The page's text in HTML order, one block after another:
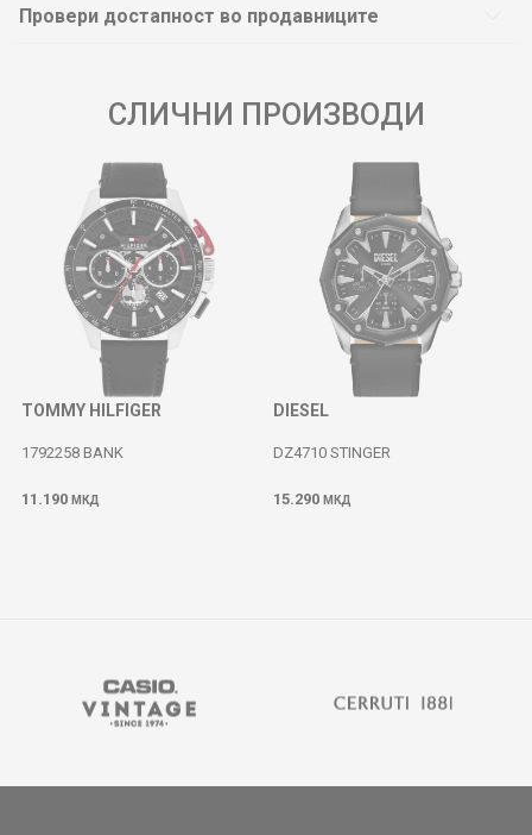
Провери достапност во продавниците
СЛИЧНИ ПРОИЗВОДИ
TOMMY HILFIGER
1792258 BANK
11.190 МКД
DIESEL
DZ4710 STINGER
15.290 МКД